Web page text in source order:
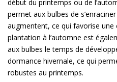
début du printemps ou de
permet aux bulbes de
augmentent, ce qui favorise une
plantation à l’automne est
aux bulbes le temps de
dormance hivernale, ce qui
robustes au printemps.